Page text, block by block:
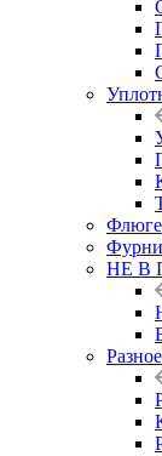
НЕ В
Разное